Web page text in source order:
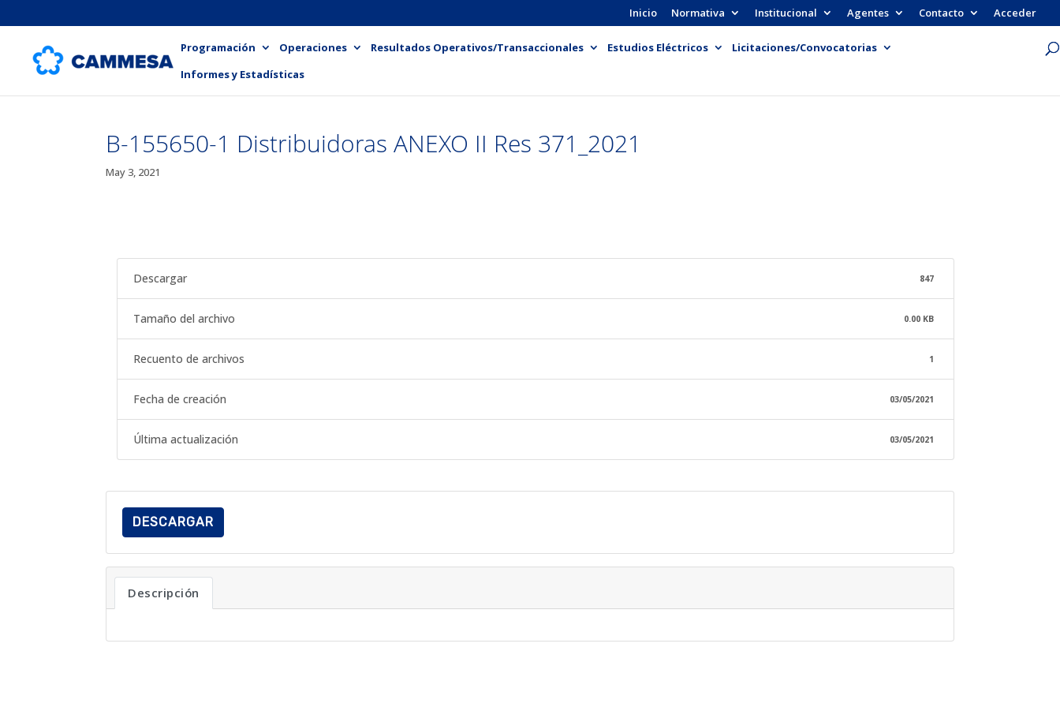
Inicio Normativa Institucional Agentes Contacto Acceder
Programación Operaciones Resultados Operativos/Transaccionales Estudios Eléctricos
Licitaciones/Convocatorias
Informes y Estadísticas
B-155650-1 Distribuidoras ANEXO II Res 371_2021
May 3, 2021
Descargar 847
Tamaño del archivo 0.00 KB
Recuento de archivos 1
Fecha de creación 03/05/2021
Última actualización 03/05/2021
DESCARGAR
Descripción